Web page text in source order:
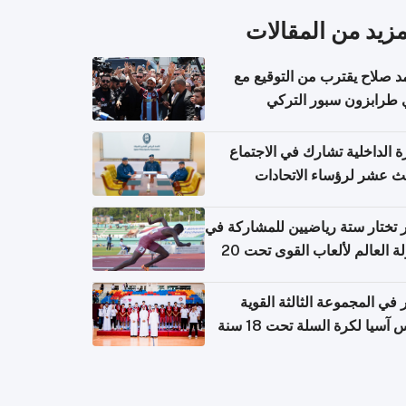
من المقالات
صلاح يقترب من التوقيع مع
طرابزون سبور التركي
الداخلية تشارك في الاجتماع
عشر لرؤساء الاتحادات
تختار ستة رياضيين للمشاركة في
بطولة العالم لألعاب القوى تحت 20
المجموعة الثالثة القوية
آسيا لكرة السلة تحت 18 سنة